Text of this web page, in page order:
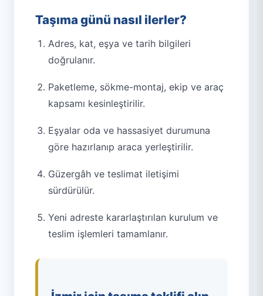
Taşıma günü nasıl ilerler?
Adres, kat, eşya ve tarih bilgileri
doğrulanır.
Paketleme, sökme-montaj, ekip ve araç
kapsamı kesinleştirilir.
Eşyalar oda ve hassasiyet durumuna
göre hazırlanıp araca yerleştirilir.
Güzergâh ve teslimat iletişimi
sürdürülür.
Yeni adreste kararlaştırılan kurulum ve
teslim işlemleri tamamlanır.